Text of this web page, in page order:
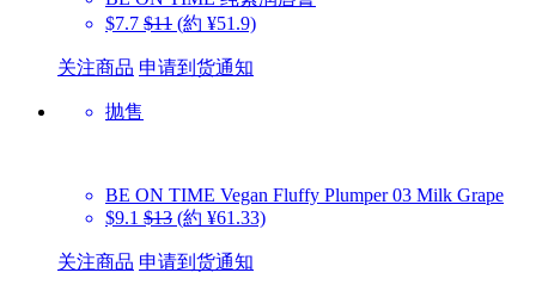
$7.7 $11 (約 ¥51.9)
关注商品 申请到货通知
抛售
BE ON TIME Vegan Fluffy Plumper 03 Milk Grape
$9.1 $13 (約 ¥61.33)
关注商品 申请到货通知